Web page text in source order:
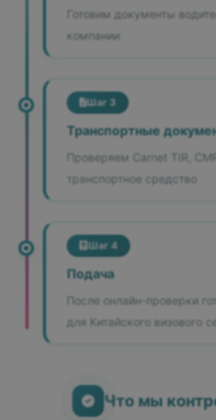
Готовим документы
компании
Шаг 3
Транспортные
Проверяем Carnet TIR,
транспортное средство
Шаг 4
Подача
После онлайн-проверки
для Китайского визового
Что мы